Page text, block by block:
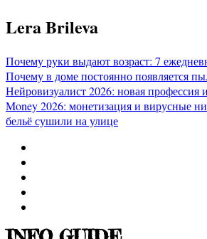
Перейти
к
Lera Brileva
Почему руки выдают возраст: 7
Почему в доме постоянно появляется
Нейровизуалист 2026: новая профессия
Money 2026: монетизация и вирусные
бельё сушили на улице